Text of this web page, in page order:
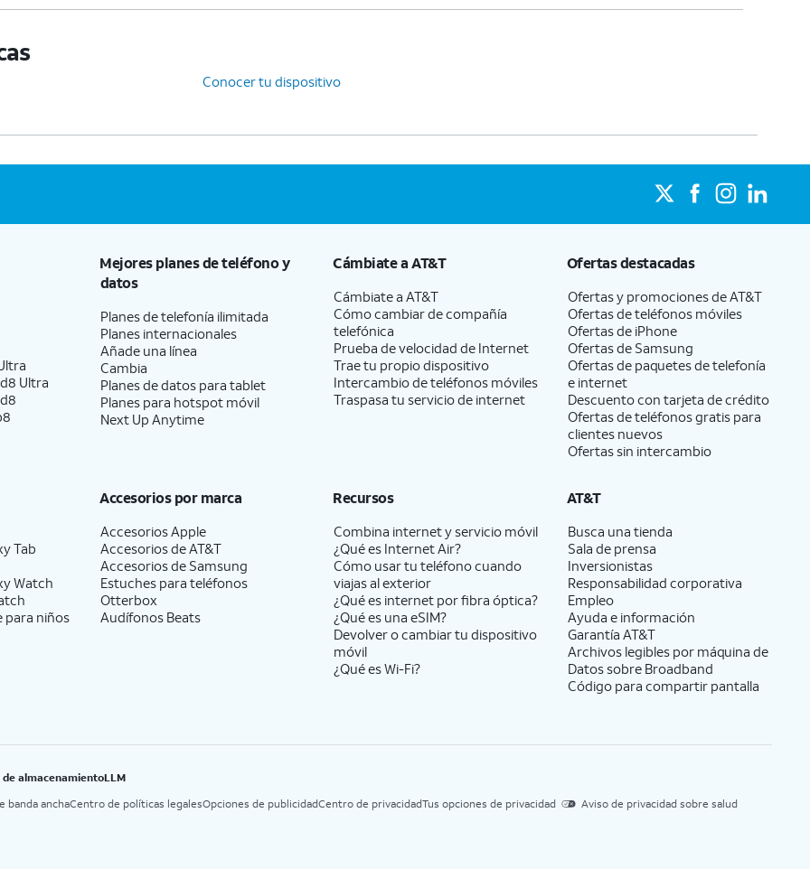
Conocer tu dispositivo
Ultra
Mejores planes de teléfono y
datos
Planes de telefonía ilimitada
Planes internacionales
Añade una línea
Cambia
Planes de datos para tablet
Planes para hotspot móvil
Next Up Anytime
Cámbiate aAT&T
Cámbiate aAT&T
Cómo cambiar de compañía
telefónica
Prueba de velocidad de Internet
Trae tu propio dispositivo
Intercambio de teléfonos móviles
Traspasa tu servicio de internet
Ofertas destacadas
Ofertas y promociones deAT&T
Ofertas de teléfonos móviles
Ofertas de iPhone
Ofertas de Samsung
Ofertas de paquetes de telefonía
e internet
Descuento con tarjeta de crédito
Ofertas de teléfonos gratis para
clientes nuevos
Ofertas sin intercambio
Tab
Watch
para niños
Accesorios por marca
Accesorios Apple
Accesorios deAT&T
Accesorios de Samsung
Estuches para teléfonos
Otterbox
Audífonos Beats
Recursos
Combina internet y servicio móvil
¿Qué es Internet Air?
Cómo usar tu teléfono cuando
viajas al exterior
¿Qué es internet por fibra óptica?
¿Qué es una eSIM?
Devolver o cambiar tu dispositivo
móvil
¿Qué es Wi-Fi?
AT&T
Busca una tienda
Sala de prensa
Inversionistas
Responsabilidad corporativa
Empleo
Ayuda e información
Garantía AT&T
Archivos legibles por máquina de
Datos sobre Broadband
Código para compartir pantalla
de almacenamientoLLM
banda anchaCentro de políticas legalesOpciones de publicidadCentro de privacidadTus opciones de privacidad
Aviso de privacidad sobre salud